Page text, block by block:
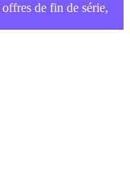
de fin de série,